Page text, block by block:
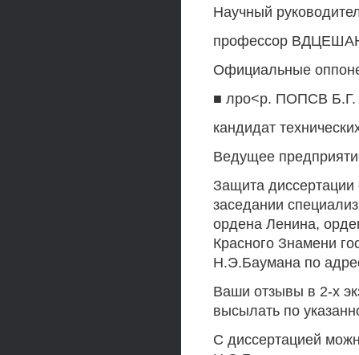
Научный
профессор
Официальные
■ лро<р. ПОПСВ Б.Г.
кандидат
Ведущее
Защита
заседании
ордена Ленина,
Красного Знамени
Н.Э.Баумана по
Ваши отзывы в 2-х
высылать по
С диссертацией